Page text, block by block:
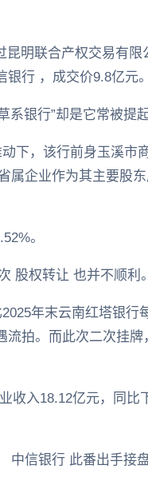
昆明联合产权交易有
行 ，成交价9.8亿元。
银行”却是它常被提
下，该行前身玉溪市
属企业作为其主要股
。
股权转让 也并不顺利。
年末云南红塔银行
拍。而此次二次挂
收入18.12亿元，同比
信银行 此番出手接